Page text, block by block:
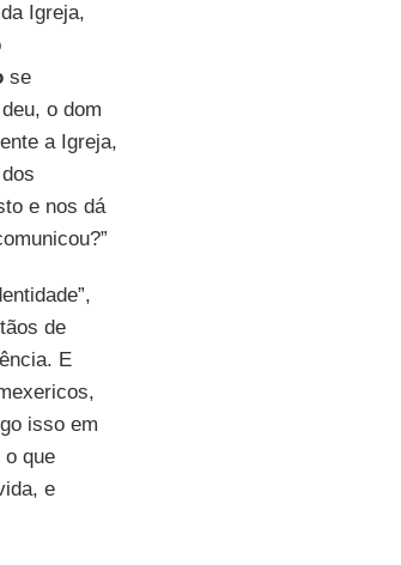
Igreja,
se
o dom
a Igreja,
e nos dá
de
E
isso em
o que
e